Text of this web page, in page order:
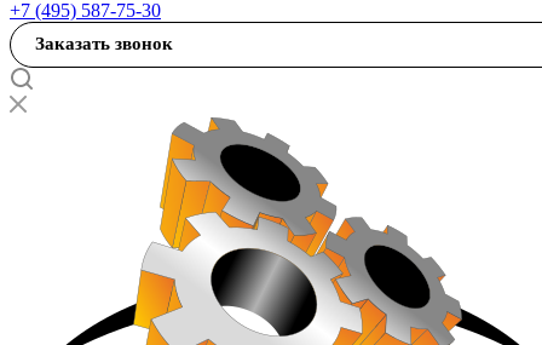
+7 (495) 587-75-30
Заказать звонок